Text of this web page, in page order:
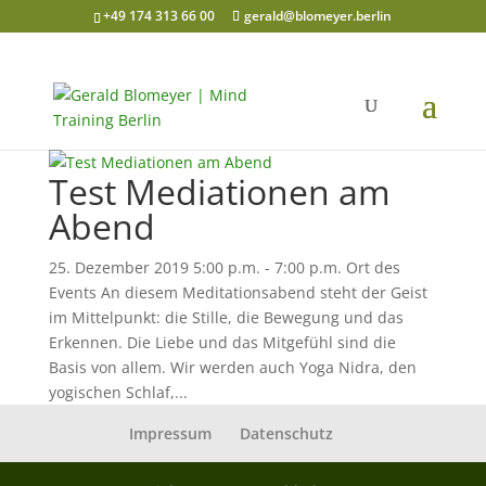
+49 174 313 66 00 gerald@blomeyer.berlin
Test Mediationen am
Abend
25. Dezember 2019 5:00 p.m. - 7:00 p.m. Ort des
Events An diesem Meditationsabend steht der Geist
im Mittelpunkt: die Stille, die Bewegung und das
Erkennen. Die Liebe und das Mitgefühl sind die
Basis von allem. Wir werden auch Yoga Nidra, den
yogischen Schlaf,...
Impressum
Datenschutz